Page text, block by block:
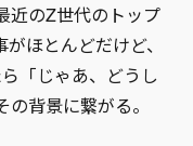
近のZ世代のトップ
ほとんどだけど、
「じゃあ、どうし
背景に繋がる。